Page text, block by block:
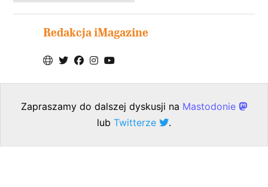
Redakcja iMagazine
Zapraszamy do dalszej dyskusji na Mastodonie
lub Twitterze .